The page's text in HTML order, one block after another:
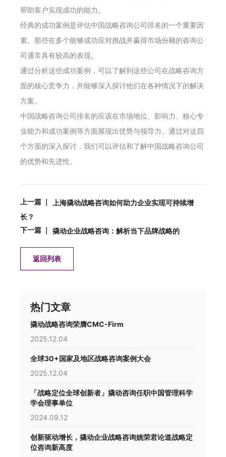
帮助客户实现成功的能力。
经典的成功案例是评估中国战略咨询公司排名的一个重要因
素。那些在多个能够成功应对挑战并赢得市场份额的咨询公
司通常具有较高的表现。
通过分析这些成功案例，可以了解到这些公司在战略咨询方
面的核心竞争力，并能够深入探讨他们在各种情况下的解决
方案。
中国战略咨询公司排名的应该在市场地位、影响力、核心专
业能力和成功案例等方面展现出优势与领导力。通过对这四
个方面的深入探讨，我们可以评估和了解中国战略咨询公司
的优势和先进性。
上一篇 ｜
上海撬动战略咨询如何助力企业实现可持续增
长？
下一篇 ｜
撬动企业战略咨询：解析当下品牌战略的
返回列表
热门文章
撬动战略咨询荣膺CMC-Firm
2025.12.04
全球30+国家及地区战略咨询案例大会
2025.12.04
「战略定位全球创新者」撬动咨询任职中国管理科学
学会理事单位
2024.09.12
创新驱动增长，撬动企业战略咨询姚荣君论道战略定
位咨询新高度